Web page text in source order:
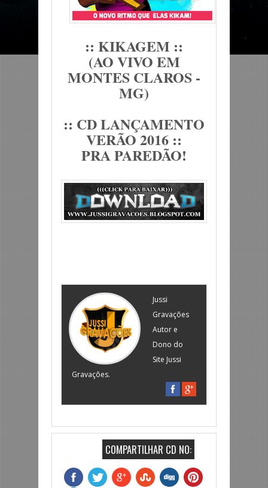
:: KIKAGEM ::
(AO VIVO EM
MONTES CLAROS -
MG)
:: CD LANÇAMENTO
VERÃO 2016 ::
PRA PAREDÃO!
Jussi
Gravações
Autor e
Dono do
Site Jussi
Gravações.
COMPARTILHAR CD NO: